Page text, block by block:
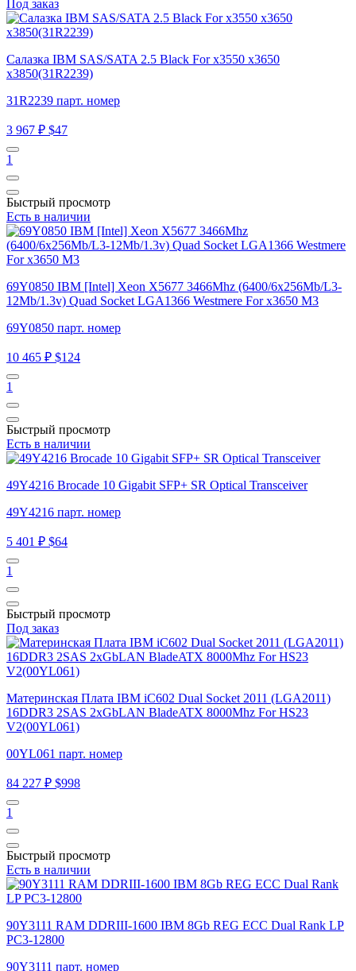
Под заказ
Салазка IBM SAS/SATA 2.5 Black For x3550 x3650
x3850(31R2239)
31R2239 парт. номер
3 967 ₽ $47
1
Быстрый просмотр
Есть в наличии
69Y0850 IBM [Intel] Xeon X5677 3466Mhz (6400/6x256Mb/L3-
12Mb/1.3v) Quad Socket LGA1366 Westmere For x3650 M3
69Y0850 парт. номер
10 465 ₽ $124
1
Быстрый просмотр
Есть в наличии
49Y4216 Brocade 10 Gigabit SFP+ SR Optical Transceiver
49Y4216 парт. номер
5 401 ₽ $64
1
Быстрый просмотр
Под заказ
Материнская Плата IBM iC602 Dual Socket 2011 (LGA2011)
16DDR3 2SAS 2xGbLAN BladeATX 8000Mhz For HS23
V2(00YL061)
00YL061 парт. номер
84 227 ₽ $998
1
Быстрый просмотр
Есть в наличии
90Y3111 RAM DDRIII-1600 IBM 8Gb REG ECC Dual Rank LP
PC3-12800
90Y3111 парт. номер